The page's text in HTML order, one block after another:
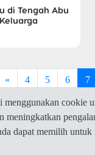
di Tengah Abu
« 4 5 6 7
dapat memilih
© 2026